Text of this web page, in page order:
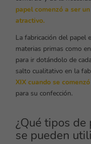
papel comenzó a ser
atractivo.
La fabricación del papel
materias primas como
para ir dotándolo de
salto cualitativo en la
XIX cuando se
para su confección.
¿Qué tipos
se pueden